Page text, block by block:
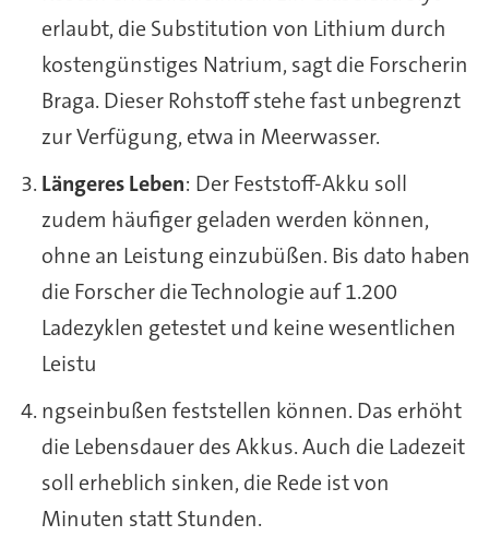
erlaubt, die Substitution von Lithium durch
kostengünstiges Natrium, sagt die Forscherin
Braga. Dieser Rohstoff stehe fast unbegrenzt
zur Verfügung, etwa in Meerwasser.
Längeres Leben: Der Feststoff-Akku soll
zudem häufiger geladen werden können,
ohne an Leistung einzubüßen. Bis dato haben
die Forscher die Technologie auf 1.200
Ladezyklen getestet und keine wesentlichen
Leistu
ngseinbußen feststellen können. Das erhöht
die Lebensdauer des Akkus. Auch die Ladezeit
soll erheblich sinken, die Rede ist von
Minuten statt Stunden.